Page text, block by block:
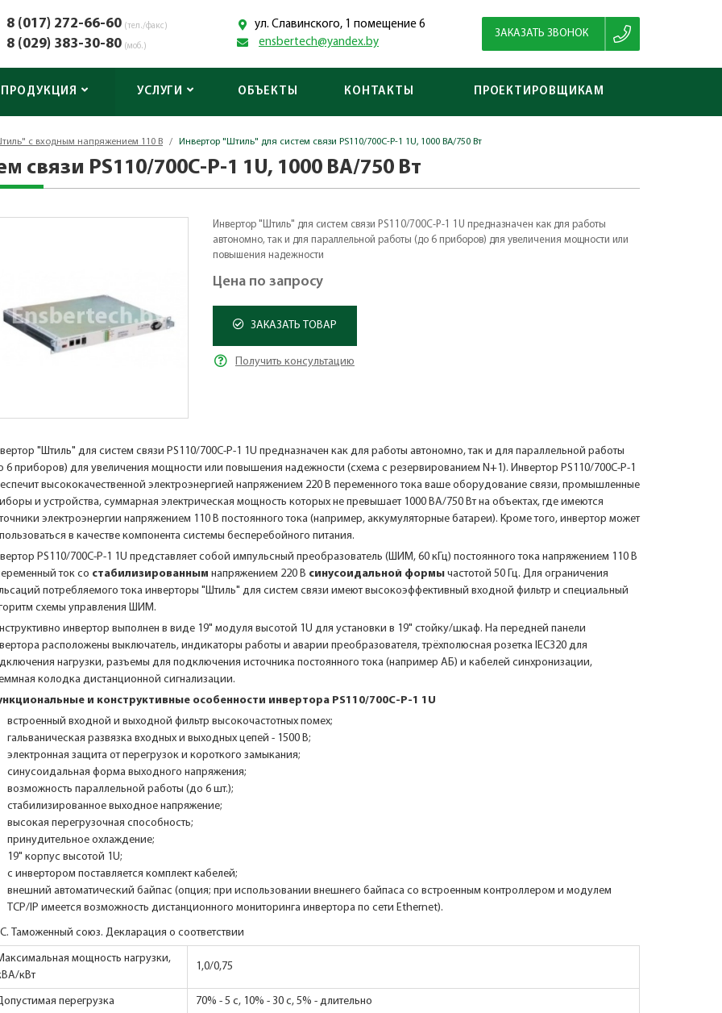
8 (017) 272-66-60 (тел./факс)
8 (029) 383-30-80 (моб.)
ул. Славинского, 1 помещение 6
ensbertech@yandex.by
ЗАКАЗАТЬ ЗВОНОК
ПРОДУКЦИЯ УСЛУГИ ОБЪЕКТЫ КОНТАКТЫ ПРОЕКТИРОВЩИКАМ
с входным напряжением 110 В / Инвертор "Штиль" для систем связи PS110/700C-P-1 1U, 1000 ВА/750 Вт
связи PS110/700C-P-1 1U, 1000 ВА/750 Вт
Инвертор "Штиль" для систем связи PS110/700C-P-1 1U предназначен как для работы
автономно, так и для параллельной работы (до 6 приборов) для увеличения мощности или
повышения надежности
Цена по запросу
ЗАКАЗАТЬ ТОВАР
Получить консультацию
"Штиль" для систем связи PS110/700C-P-1 1U предназначен как для работы автономно, так и для параллельной работы
6 приборов) для увеличения мощности или повышения надежности (схема с резервированием N+1). Инвертор PS110/700C-P-1
высококачественной электроэнергией напряжением 220 В переменного тока ваше оборудование связи, промышленные
и устройства, суммарная электрическая мощность которых не превышает 1000 ВА/750 Вт на объектах, где имеются
электроэнергии напряжением 110 В постоянного тока (например, аккумуляторные батареи). Кроме того, инвертор может
в качестве компонента системы бесперебойного питания.
PS110/700C-P-1 1U представляет собой импульсный преобразователь (ШИМ, 60 кГц) постоянного тока напряжением 110 В
ток со стабилизированным напряжением 220 В синусоидальной формы частотой 50 Гц. Для ограничения
потребляемого тока инверторы "Штиль" для систем связи имеют высокоэффективный входной фильтр и специальный
схемы управления ШИМ.
инвертор выполнен в виде 19" модуля высотой 1U для установки в 19" стойку/шкаф. На передней панели
расположены выключатель, индикаторы работы и аварии преобразователя, трёхполюсная розетка IEC320 для
нагрузки, разъемы для подключения источника постоянного тока (например АБ) и кабелей синхронизации,
колодка дистанционной сигнализации.
и конструктивные особенности инвертора PS110/700C-P-1 1U
встроенный входной и выходной фильтр высокочастотных помех;
гальваническая развязка входных и выходных цепей - 1500 В;
электронная защита от перегрузок и короткого замыкания;
синусоидальная форма выходного напряжения;
возможность параллельной работы (до 6 шт.);
стабилизированное выходное напряжение;
высокая перегрузочная способность;
принудительное охлаждение;
19" корпус высотой 1U;
с инвертором поставляется комплект кабелей;
внешний автоматический байпас (опция; при использовании внешнего байпаса со встроенным контроллером и модулем
TCP/IP имеется возможность дистанционного мониторинга инвертора по сети Ethernet).
Таможенный союз. Декларация о соответствии
мощность нагрузки,
кВт
1,0/0,75
перегрузка 70% - 5 с, 10% - 30 с, 5% - длительно